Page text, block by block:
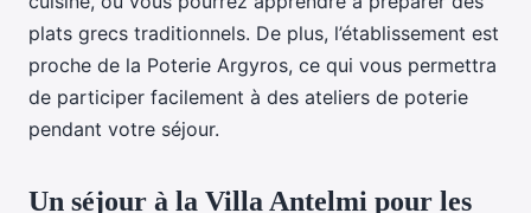
plats grecs traditionnels. De plus, l’établissement est
proche de la Poterie Argyros, ce qui vous permettra
de participer facilement à des ateliers de poterie
pendant votre séjour.
Un séjour à la Villa Antelmi pour les